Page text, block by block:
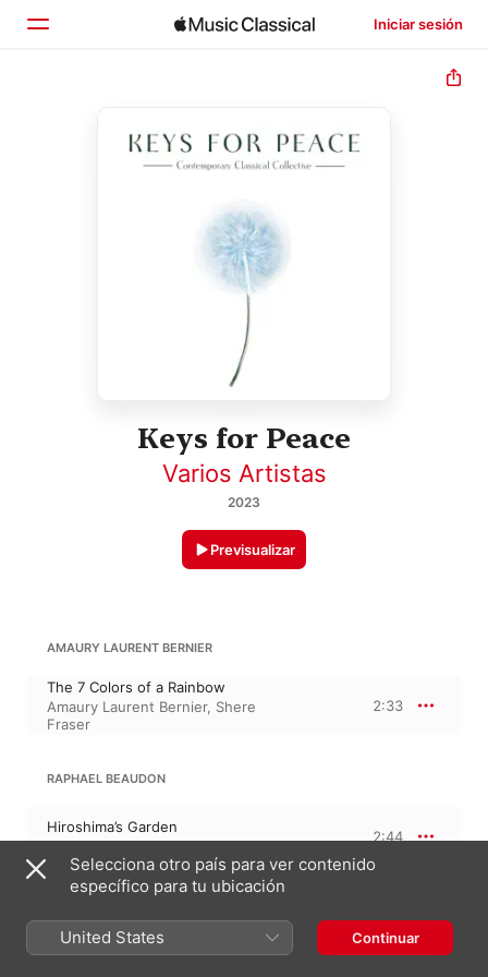
Iniciar sesión
Explorar
Keys for Peace
Varios Artistas
2023
Previsualizar
AMAURY LAURENT BERNIER
The 7 Colors of a Rainbow
Amaury Laurent Bernier, Shere
Fraser
2:33
RAPHAEL BEAUDON
Hiroshima’s Garden
Raphael Beaudon
2:44
Inner Peace
Selecciona otro país para ver contenido
específico para tu ubicación
United States Continuar